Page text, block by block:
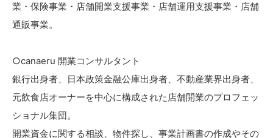
業・保険事業・店舗開業支援事業・店舗運用支援事業・店舗
通販事業。
○canaeru 開業コンサルタント
銀行出身者、日本政策金融公庫出身者、不動産業界出身者、
元飲食店オーナーを中心に構成された店舗開業のプロフェッ
ショナル集団。
開業資金に関する相談、物件探し、事業計画書の作成やその